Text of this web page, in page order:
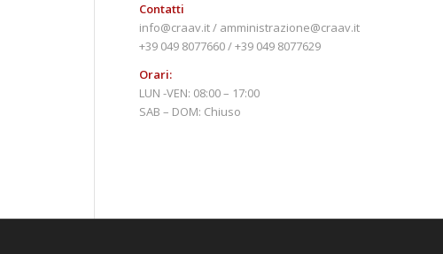
Contatti
info@craav.it / amministrazione@craav.it
+39 049 8077660 / +39 049 8077629
Orari:
LUN -VEN: 08:00 – 17:00
SAB – DOM: Chiuso